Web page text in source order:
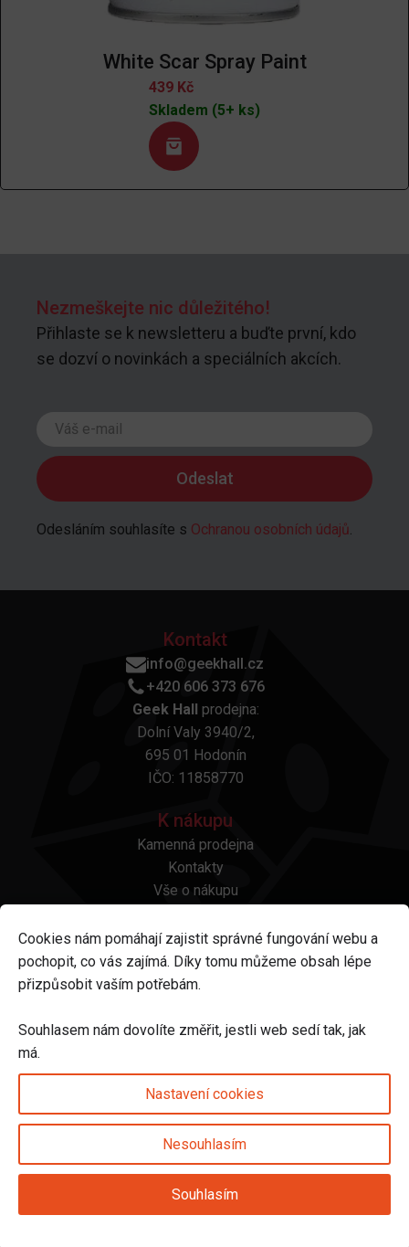
White Scar Spray Paint
439 Kč
Skladem (5+ ks)
Nezmeškejte nic důležitého!
Přihlaste se k newsletteru a buďte první, kdo
se dozví o novinkách a speciálních akcích.
Odesláním souhlasíte s Ochranou osobních údajů.
Kontakt
info@geekhall.cz
+420 606 373 676
Geek Hall prodejna:
Dolní Valy 3940/2,
695 01 Hodonín
IČO: 11858770
K nákupu
Kamenná prodejna
Kontakty
Vše o nákupu
Platba a doprava
Reklamace a vrácení
Obchodní podmínky
Odstoupení od smlouvy
Sledujte nás na
© 2025 Svět karet s.r.o. | vytvořeno DIGIBEES
Cookies nám pomáhají zajistit správné fungování webu a
pochopit, co vás zajímá. Díky tomu můžeme obsah lépe
přizpůsobit vaším potřebám.
Souhlasem nám dovolíte změřit, jestli web sedí tak, jak
má.
Nastavení cookies
Nesouhlasím
Souhlasím